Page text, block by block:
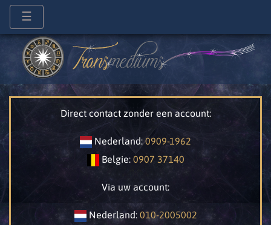
☰
Direct contact zonder een account:
Nederland:0909-1962
Belgie: 0907 37140
Via uw account:
Nederland: 010-2005002